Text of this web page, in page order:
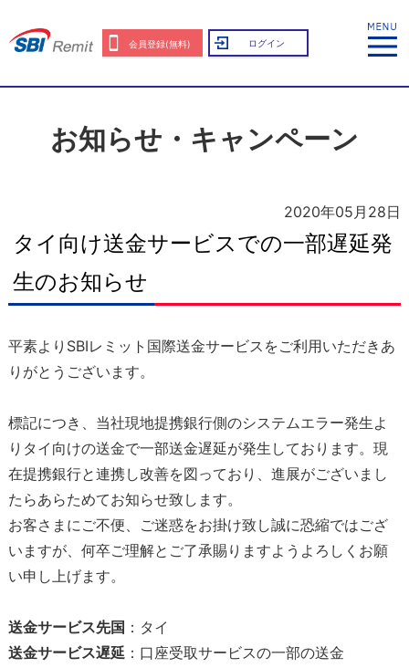
会員登録(無料) ログイン
お知らせ・キャンペーン
2020年05月28日
タイ向け送金サービスでの一部遅延発
生のお知らせ
平素よりSBIレミット国際送金サービスをご利用いただきあ
りがとうございます。
標記につき、当社現地提携銀行側のシステムエラー発生よ
りタイ向けの送金で一部送金遅延が発生しております。現
在提携銀行と連携し改善を図っており、進展がございまし
たらあらためてお知らせ致します。
お客さまにご不便、ご迷惑をお掛け致し誠に恐縮ではござ
いますが、何卒ご理解とご了承賜りますようよろしくお願
い申し上げます。
送金サービス先国 ：タイ
送金サービス遅延：口座受取サービスの一部の送金